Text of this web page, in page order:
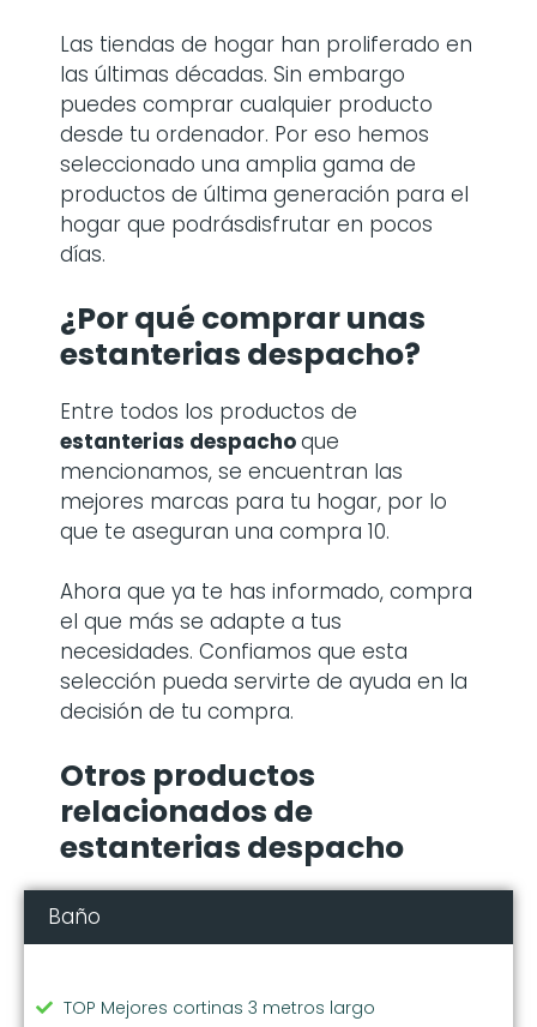
Las tiendas de hogar han proliferado en
las últimas décadas. Sin embargo
puedes comprar cualquier producto
desde tu ordenador. Por eso hemos
seleccionado una amplia gama de
productos de última generación para el
hogar que podrásdisfrutar en pocos
días.
¿Por qué comprarunas
estanterias despacho?
Entre todos los productos de
estanterias despachoque
mencionamos, se encuentran las
mejores marcas para tu hogar, por lo
que te aseguran una compra 10.
Ahora que ya te has informado, compra
el que más se adapte a tus
necesidades. Confiamos que esta
selección pueda servirte de ayuda en la
decisión de tu compra.
Otros productos
relacionados de
estanterias despacho
Baño
TOP Mejores cortinas 3 metros largo